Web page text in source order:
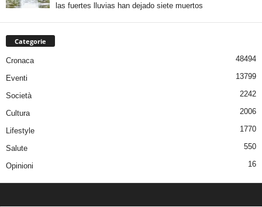
las fuertes lluvias han dejado siete muertos
Categorie
Cronaca 48494
Eventi 13799
Società 2242
Cultura 2006
Lifestyle 1770
Salute 550
Opinioni 16